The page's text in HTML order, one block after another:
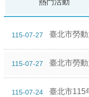
熱門活動
115-07-27 臺北市勞動力重建
115-07-27 臺北市勞動力
115-07-24 臺北市115年